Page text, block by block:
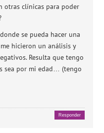
otras clínicas para poder
se pueda hacer una
hicieron un análisis y
Resulta que tengo
sea por mi edad… (tengo
Responder